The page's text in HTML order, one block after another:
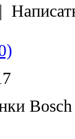
|
Bosch